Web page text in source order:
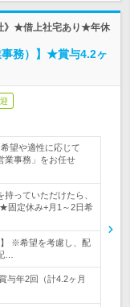
》★借上社宅あり★年休
事務）】★賞与4.2ヶ
望や適性に応じて
業事務」をお任せ
持っていただけたら、
固定休み+月1～2日希
】 ※希望を考慮し、配
…
与年2回（計4.2ヶ月